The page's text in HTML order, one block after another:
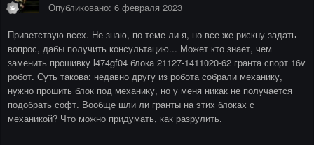
Опубликовано: 6 февраля 2023
Приветствую всех. Не знаю, по теме ли я, но все же рискну задать
вопрос, дабы получить консультацию... Может кто знает, чем
заменить прошивку l474gf04 блока 21127-1411020-62 гранта спорт 16v
робот. Суть такова: недавно другу из робота собрали механику,
нужно прошить блок под механику, но у меня никак не получается
подобрать софт. Вообще шли ли гранты на этих блоках с
механикой? Что можно придумать, как разрулить.